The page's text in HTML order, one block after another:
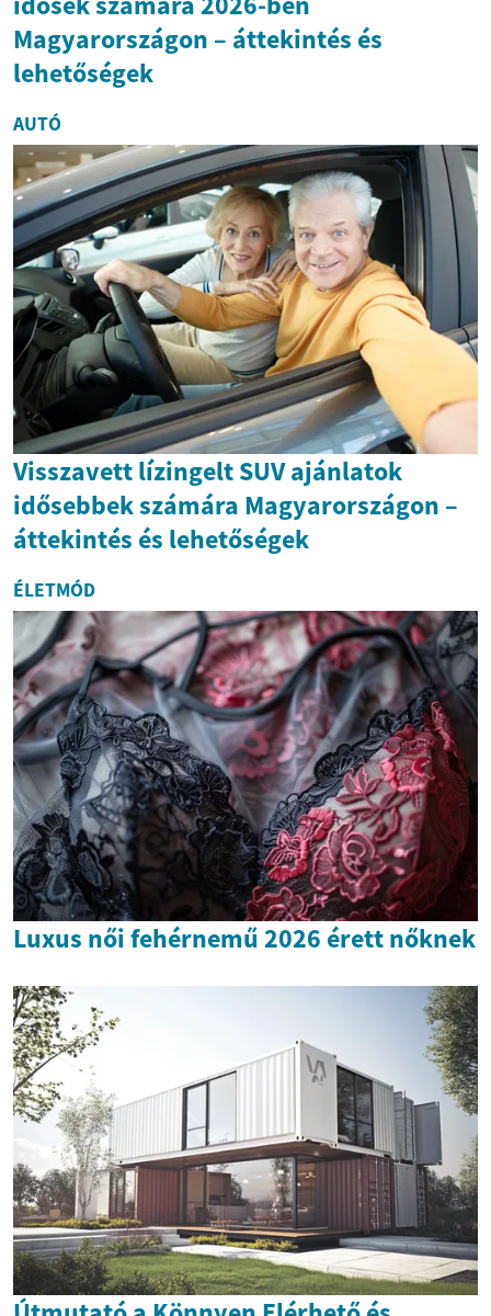
Magyarországon – áttekintés és
lehetőségek
AUTÓ
Visszavett lízingelt SUV ajánlatok
idősebbek számára Magyarországon –
áttekintés és lehetőségek
ÉLETMÓD
Luxus női fehérnemű 2026 érett nőknek